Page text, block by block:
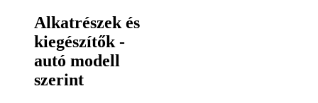
Alkatrészek és
kiegészítők -
autó modell
szerint